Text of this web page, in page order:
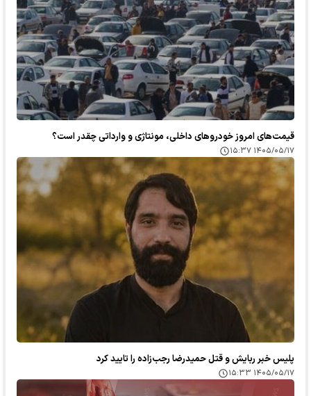
قیمت‌های امروز خودرو‌های داخلی، مونتاژی و وارداتی چقدر است؟
۱۴۰۵/۰۵/۱۷ ۱۵:۳۷
پلیس خبر ربایش و قتل حمیدرضا رجب‌زاده را تایید کرد
۱۴۰۵/۰۵/۱۷ ۱۵:۳۳